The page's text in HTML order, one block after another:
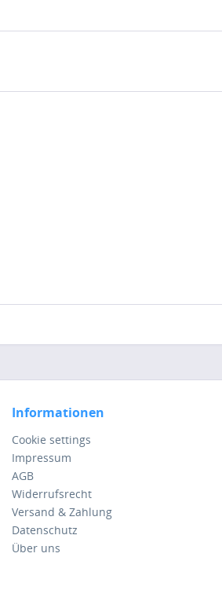
Informationen
Cookie settings
Impressum
AGB
Widerrufsrecht
Versand & Zahlung
Datenschutz
Über uns